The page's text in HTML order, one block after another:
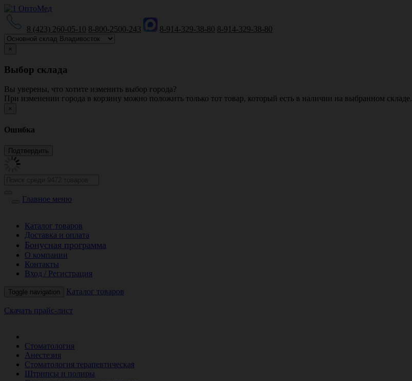
8 (423) 260-05-10 8-800-2500-243 8-914-329-38-80 8-914-329-38-80
×
Выбор склада
Вы уверены, что хотите изменить выбор города?
При изменении города в корзину можно положить только тот товар, который есть в наличии на выбранном складе.
×
Ошибка
Главное меню
Каталог товаров
Доставка и оплата
Бонусная программа
О компании
Контакты
Вход / Регистрация
Toggle navigation Каталог товаров
Скачать прайс-лист
Стоматология
Анестезия
Стоматология терапевтическая
Штрипсы и полиры